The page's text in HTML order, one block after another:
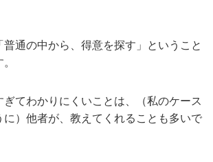
普通の中から、得意を探す」ということ
ぎてわかりにくいことは、（私のケース
に）他者が、教えてくれることも多いで